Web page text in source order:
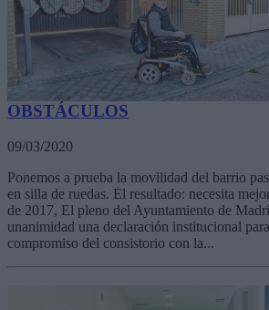
OBSTÁCULOS
09/03/2020
Ponemos a prueba la movilidad del barrio
en silla de ruedas. El resultado: necesita
de 2017, El pleno del Ayuntamiento de
unanimidad una declaración institucional
compromiso del consistorio con la...